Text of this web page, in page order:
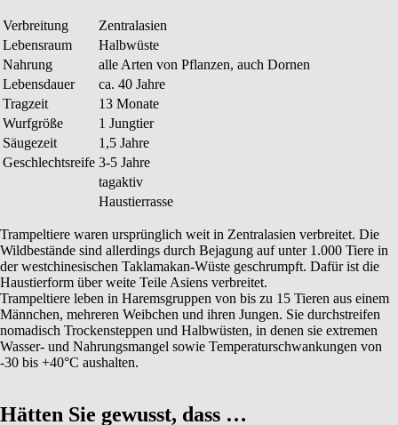
Verbreitung
Zentralasien
Lebensraum
Halbwüste
Nahrung
alle Arten von Pflanzen, auch Dornen
Lebensdauer
ca. 40 Jahre
Tragzeit
13 Monate
Wurfgröße
1 Jungtier
Säugezeit
1,5 Jahre
Geschlechtsreife 3-5 Jahre
tagaktiv
Haustierrasse
Trampeltiere waren ursprünglich weit in Zentralasien verbreitet. Die
Wildbestände sind allerdings durch Bejagung auf unter 1.000 Tiere in
der westchinesischen Taklamakan-Wüste geschrumpft. Dafür ist die
Haustierform über weite Teile Asiens verbreitet.
Trampeltiere leben in Haremsgruppen von bis zu 15 Tieren aus einem
Männchen, mehreren Weibchen und ihren Jungen. Sie durchstreifen
nomadisch Trockensteppen und Halbwüsten, in denen sie extremen
Wasser- und Nahrungsmangel sowie Temperaturschwankungen von
-30 bis +40°C aushalten.
Hätten Sie gewusst, dass …